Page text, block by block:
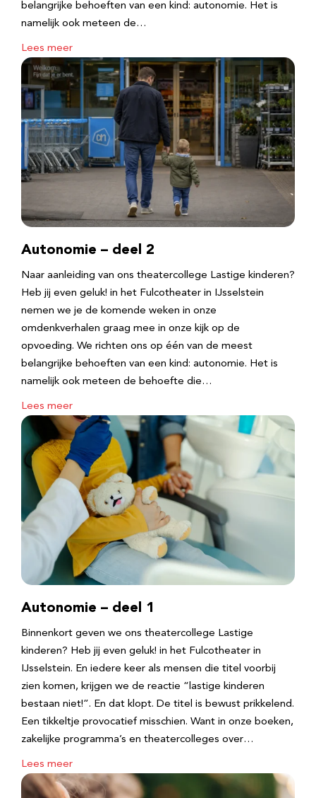
belangrijke behoeften van een kind: autonomie. Het is
namelijk ook meteen de…
Lees meer
Autonomie – deel 2
Naar aanleiding van ons theatercollege Lastige kinderen?
Heb jij even geluk! in het Fulcotheater in IJsselstein
nemen we je de komende weken in onze
omdenkverhalen graag mee in onze kijk op de
opvoeding. We richten ons op één van de meest
belangrijke behoeften van een kind: autonomie. Het is
namelijk ook meteen de behoefte die…
Lees meer
Autonomie – deel 1
Binnenkort geven we ons theatercollege Lastige
kinderen? Heb jij even geluk! in het Fulcotheater in
IJsselstein. En iedere keer als mensen die titel voorbij
zien komen, krijgen we de reactie “lastige kinderen
bestaan niet!”. En dat klopt. De titel is bewust prikkelend.
Een tikkeltje provocatief misschien. Want in onze boeken,
zakelijke programma’s en theatercolleges over…
Lees meer